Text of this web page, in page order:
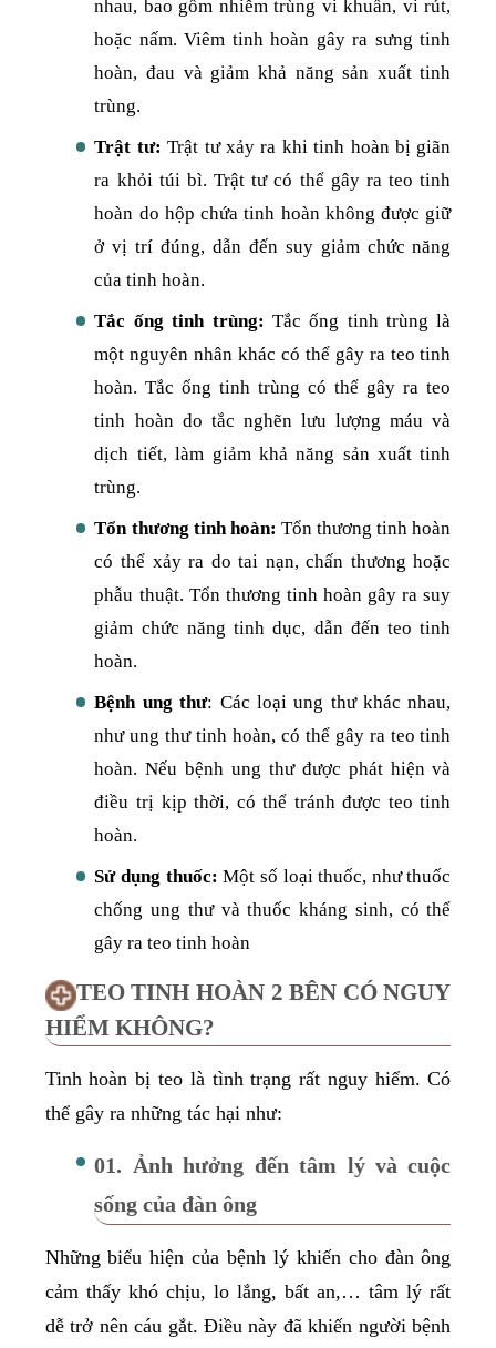
nhau, bao gồm nhiễm trùng vi khuẩn, vi rút,
hoặc nấm. Viêm tinh hoàn gây ra sưng tinh
hoàn, đau và giảm khả năng sản xuất tinh
trùng.
Trật tư: Trật tư xảy ra khi tinh hoàn bị giãn
ra khỏi túi bì. Trật tư có thể gây ra teo tinh
hoàn do hộp chứa tinh hoàn không được giữ
ở vị trí đúng, dẫn đến suy giảm chức năng
của tinh hoàn.
Tắc ống tinh trùng: Tắc ống tinh trùng là
một nguyên nhân khác có thể gây ra teo tinh
hoàn. Tắc ống tinh trùng có thể gây ra teo
tinh hoàn do tắc nghẽn lưu lượng máu và
dịch tiết, làm giảm khả năng sản xuất tinh
trùng.
Tổn thương tinh hoàn: Tổn thương tinh hoàn
có thể xảy ra do tai nạn, chấn thương hoặc
phẫu thuật. Tổn thương tinh hoàn gây ra suy
giảm chức năng tinh dục, dẫn đến teo tinh
hoàn.
Bệnh ung thư: Các loại ung thư khác nhau,
như ung thư tinh hoàn, có thể gây ra teo tinh
hoàn. Nếu bệnh ung thư được phát hiện và
điều trị kịp thời, có thể tránh được teo tinh
hoàn.
Sử dụng thuốc: Một số loại thuốc, như thuốc
chống ung thư và thuốc kháng sinh, có thể
gây ra teo tinh hoàn
TEO TINH HOÀN 2 BÊN CÓ NGUY
HIỂM KHÔNG?
Tinh hoàn bị teo là tình trạng rất nguy hiểm. Có
thể gây ra những tác hại như:
01. Ảnh hưởng đến tâm lý và cuộc
sống của đàn ông
Những biểu hiện của bệnh lý khiến cho đàn ông
cảm thấy khó chịu, lo lắng, bất an,… tâm lý rất
dễ trở nên cáu gắt. Điều này đã khiến người bệnh